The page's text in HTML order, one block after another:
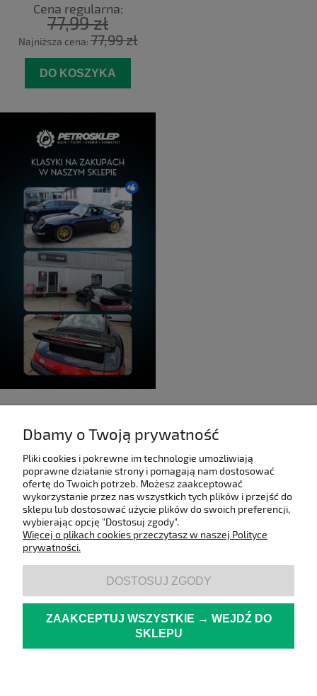
Cena regularna:
77,99 zł
Najniższa cena:77,99 zł
DO KOSZYKA
Dbamy o Twoją prywatność
Pliki cookies i pokrewne im technologie umożliwiają
poprawne działanie strony i pomagają nam dostosować
ofertę do Twoich potrzeb. Możesz zaakceptować
wykorzystanie przez nas wszystkich tych plików i przejść do
sklepu lub dostosować użycie plików do swoich preferencji,
wybierając opcję "Dostosuj zgody".
Więcej o plikach cookies przeczytasz w naszej Polityce
prywatności.
DOSTOSUJ ZGODY
ZAAKCEPTUJ WSZYSTKIE → WEJDŹ DO
SKLEPU